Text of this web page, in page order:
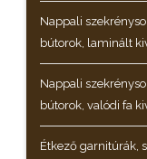
Nappali
bútorok, laminált
Nappali
bútorok, valódi fa
Étkező garnitúrák,